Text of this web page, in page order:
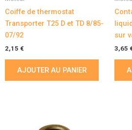
Coiffe de thermostat
Transporter T25 D et TD 8/85-
07/92
2,15 €
AJOUTER AU PANIER
sur
3,65